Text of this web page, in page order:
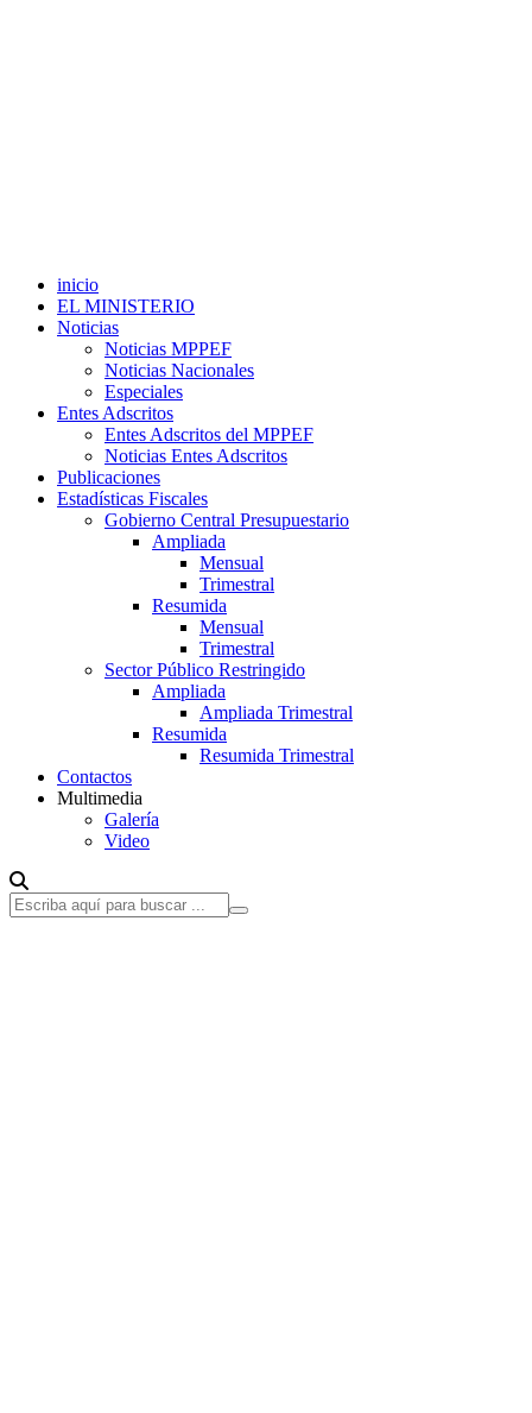
inicio
EL MINISTERIO
Noticias
Noticias MPPEF
Noticias Nacionales
Especiales
Entes Adscritos
Entes Adscritos del MPPEF
Noticias Entes Adscritos
Publicaciones
Estadísticas Fiscales
Gobierno Central Presupuestario
Ampliada
Mensual
Trimestral
Resumida
Mensual
Trimestral
Sector Público Restringido
Ampliada
Ampliada Trimestral
Resumida
Resumida Trimestral
Contactos
Multimedia
Galería
Video